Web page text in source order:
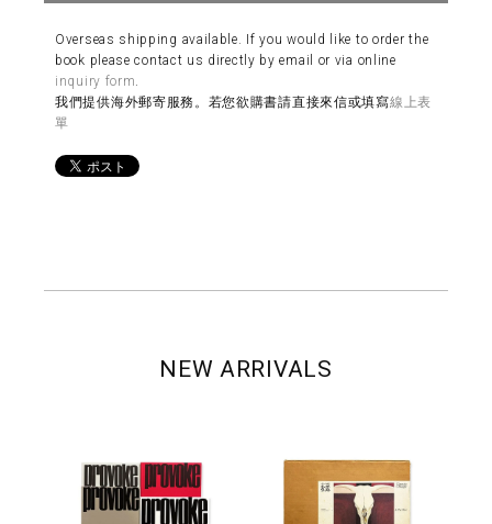
Overseas shipping available. If you would like to order the
book please contact us directly by email or via online
inquiry form.
我們提供海外郵寄服務。若您欲購書請直接來信或填寫線上表
單
NEW ARRIVALS